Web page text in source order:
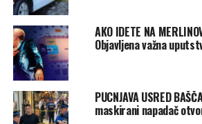
AKO IDETE NA
Objavljena važna
PUCNJAVA USRED
maskirani napadač